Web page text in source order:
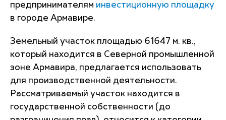
предпринимателям инвестиционную площадку
в городе Армавире.
Земельный участок площадью 61647 м. кв.,
который находится в Северной промышленной
зоне Армавира, предлагается использовать
для производственной деятельности.
Рассматриваемый участок находится в
государственной собственности (до